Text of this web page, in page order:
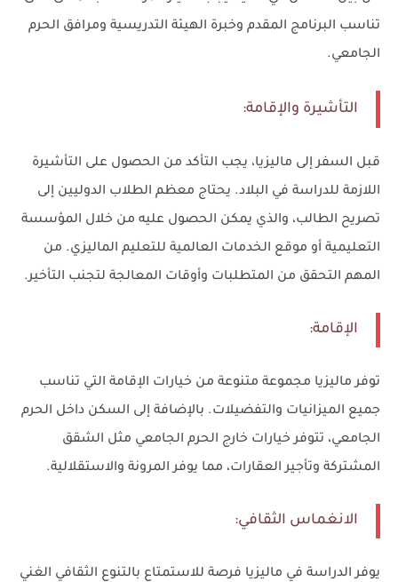
تناسب البرنامج المقدم وخبرة الهيئة التدريسية ومرافق الحرم
الجامعي.
التأشيرة والإقامة:
قبل السفر إلى ماليزيا، يجب التأكد من الحصول على التأشيرة
اللازمة للدراسة في البلاد. يحتاج معظم الطلاب الدوليين إلى
تصريح الطالب، والذي يمكن الحصول عليه من خلال المؤسسة
التعليمية أو موقع الخدمات العالمية للتعليم الماليزي. من
المهم التحقق من المتطلبات وأوقات المعالجة لتجنب التأخير.
الإقامة:
توفر ماليزيا مجموعة متنوعة من خيارات الإقامة التي تناسب
جميع الميزانيات والتفضيلات. بالإضافة إلى السكن داخل الحرم
الجامعي، تتوفر خيارات خارج الحرم الجامعي مثل الشقق
المشتركة وتأجير العقارات، مما يوفر المرونة والاستقلالية.
الانغماس الثقافي:
يوفر الدراسة في ماليزيا فرصة للاستمتاع بالتنوع الثقافي الغني